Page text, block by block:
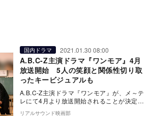
国内ドラマ 2021.01.30 08:00
A.B.C-Z主演ドラマ『ワンモア』4月
放送開始 5人の笑顔と関係性切り取
ったキービジュアルも
A.B.C-Z主演ドラマ『ワンモア』が、メ～テ
レにて4月より放送開始されることが決定
し、あわせてキービジュアルが公開され
リアルサウンド映画部